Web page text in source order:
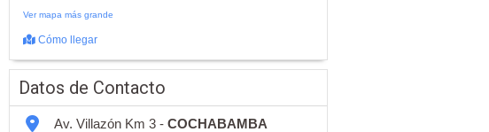
Ver mapa más grande
Cómo llegar
Datos de Contacto
Av. Villazón Km 3 - COCHABAMBA